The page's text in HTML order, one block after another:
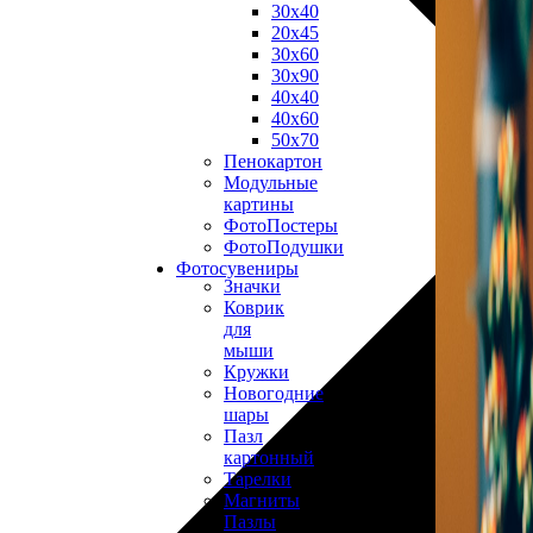
30х40
20х45
30х60
30х90
40х40
40х60
50х70
Пенокартон
Модульные
картины
ФотоПостеры
ФотоПодушки
Фотоcувениры
Значки
Коврик
для
мыши
Кружки
Новогодние
шары
Пазл
картонный
Тарелки
Магниты
Пазлы